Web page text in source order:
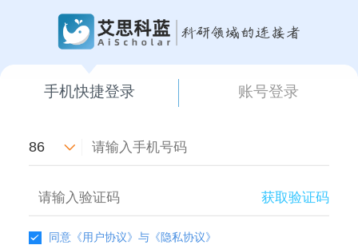
手机快捷登录 账号登录
86
获取验证码
同意 《用户协议》与 《隐私协议》